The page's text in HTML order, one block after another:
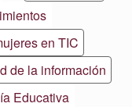
en TIC
de la información
Educativa